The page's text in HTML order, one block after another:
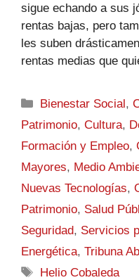
sigue echando a sus
rentas bajas, pero
les suben
rentas medias que
Bienestar Social,
Patrimonio, Cultura,
Formación y Empleo,
Mayores, Medio
Nuevas Tecnologías,
Patrimonio, Salud
Seguridad, Servicios
Energética, Tribuna
Helio Cobaleda